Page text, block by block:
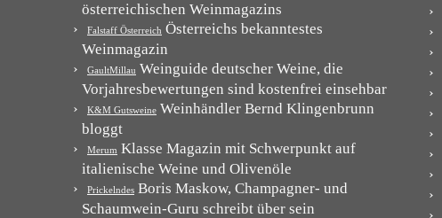
österreichischen Weinmagazins
Falstaff Österreich Österreichs bekanntestes
Weinmagazin
GaultMillau Weinguide deutscher Weine, die
Vorjahresbewertungen sind kostenfrei einsehbar
K&M Gutsweine Weinhändler Bernd Klingenbrunn
bloggt
Merum Klasse Magazin mit Schwerpunkt auf
italienische Weine und Olivenöle
Prickelndes Boris Maskow, Champagner- und
Schaumwein-Guru schreibt über sein